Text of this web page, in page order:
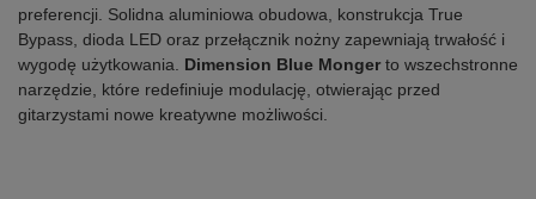
preferencji. Solidna aluminiowa obudowa, konstrukcja True
Bypass, dioda LED oraz przełącznik nożny zapewniają trwałość i
wygodę użytkowania. Dimension Blue Monger to wszechstronne
narzędzie, które redefiniuje modulację, otwierając przed
gitarzystami nowe kreatywne możliwości.